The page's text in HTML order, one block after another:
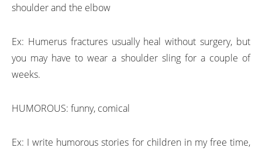
shoulder and the elbow
Ex: Humerus fractures usually heal without surgery, but
you may have to wear a shoulder sling for a couple of
weeks.
HUMOROUS: funny, comical
Ex: I write humorous stories for children in my free time,